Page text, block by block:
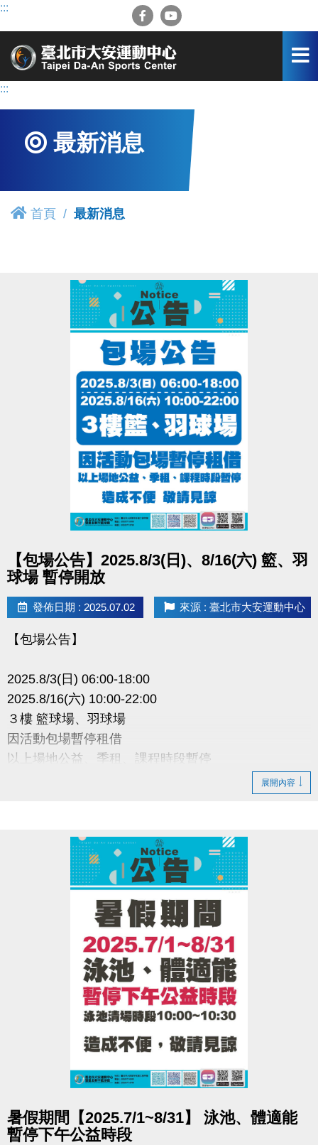
跳
容
:::
:::
最新消息
首頁 最新消息
【包場公告】2025.8/3(日)、8/16(六) 籃、羽
球場 暫停開放
發佈日期 : 2025.07.02 來源 : 臺北市大安運動中心
【包場公告】
2025.8/3(日) 06:00-18:00
2025.8/16(六) 10:00-22:00
３樓 籃球場、羽球場
因活動包場暫停租借
以上場地公益、季租、課程時段暫停
展開內容
暑假期間【2025.7/1~8/31】 泳池、體適能
暫停下午公益時段